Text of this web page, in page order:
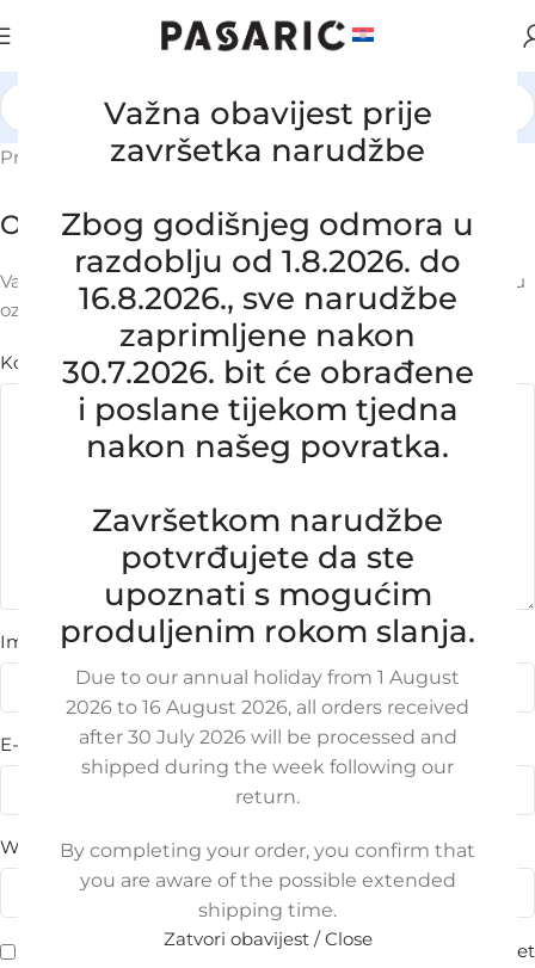
Važna obavijest prije
završetka narudžbe
Zbog godišnjeg odmora u
razdoblju od 1.8.2026. do
16.8.2026., sve narudžbe
zaprimljene nakon
30.7.2026. bit će obrađene
i poslane tijekom tjedna
nakon našeg povratka.
Završetkom narudžbe
potvrđujete da ste
upoznati s mogućim
produljenim rokom slanja.
Due to our annual holiday from 1 August
2026 to 16 August 2026, all orders received
after 30 July 2026 will be processed and
shipped during the week following our
return.
By completing your order, you confirm that
you are aware of the possible extended
shipping time.
Zatvori obavijest / Close
Prijava na B2B
Odgovori
Vaša adresa e-pošte neće biti objavljena.
Obavezna polja su
označena sa* (obavezno)
Komentar* (obavezno)
Ime
E-pošta
Web-stranica
Spremi moje ime, e-poštu i web-stranicu u ovom internet